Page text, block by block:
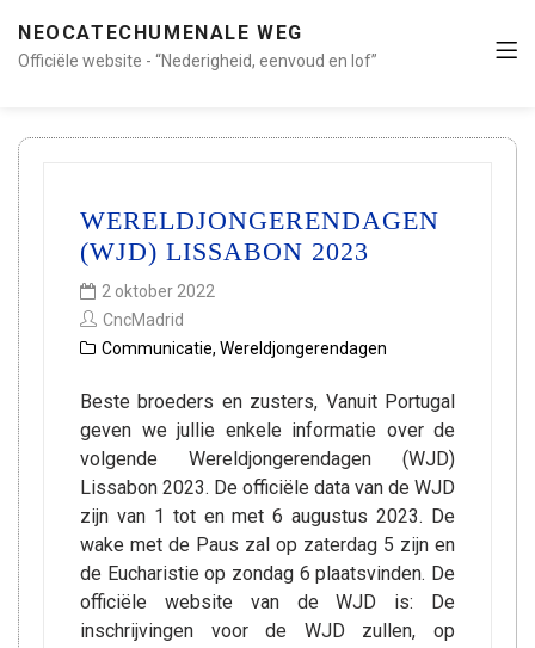
NEOCATECHUMENALE WEG
Officiële website - “Nederigheid, eenvoud en lof”
WERELDJONGERENDAGEN
(WJD) LISSABON 2023
2 oktober 2022
CncMadrid
Communicatie, Wereldjongerendagen
Beste broeders en zusters, Vanuit Portugal
geven we jullie enkele informatie over de
volgende Wereldjongerendagen (WJD)
Lissabon 2023. De officiële data van de WJD
zijn van 1 tot en met 6 augustus 2023. De
wake met de Paus zal op zaterdag 5 zijn en
de Eucharistie op zondag 6 plaatsvinden. De
officiële website van de WJD is: De
inschrijvingen voor de WJD zullen, op